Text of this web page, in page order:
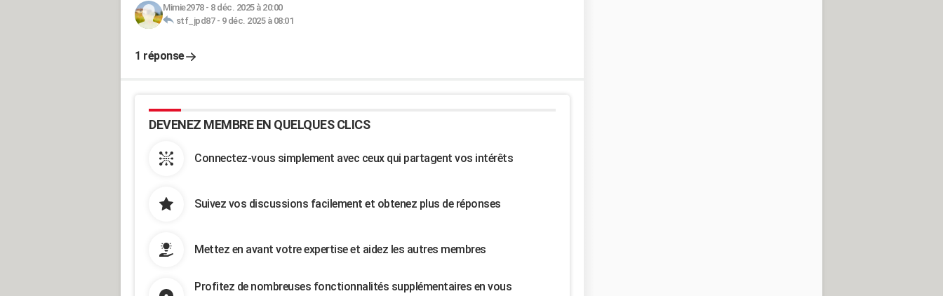
Mimie2978- 8 déc. 2025 à 20:00
stf_jpd87- 9 déc. 2025 à 08:01
1 réponse
DEVENEZ MEMBRE EN QUELQUES CLICS
Connectez-vous simplement avec ceux qui partagent vos intérêts
Suivez vos discussions facilement et obtenez plus de réponses
Mettez en avant votre expertise et aidez les autres membres
Profitez de nombreuses fonctionnalités supplémentaires en vous